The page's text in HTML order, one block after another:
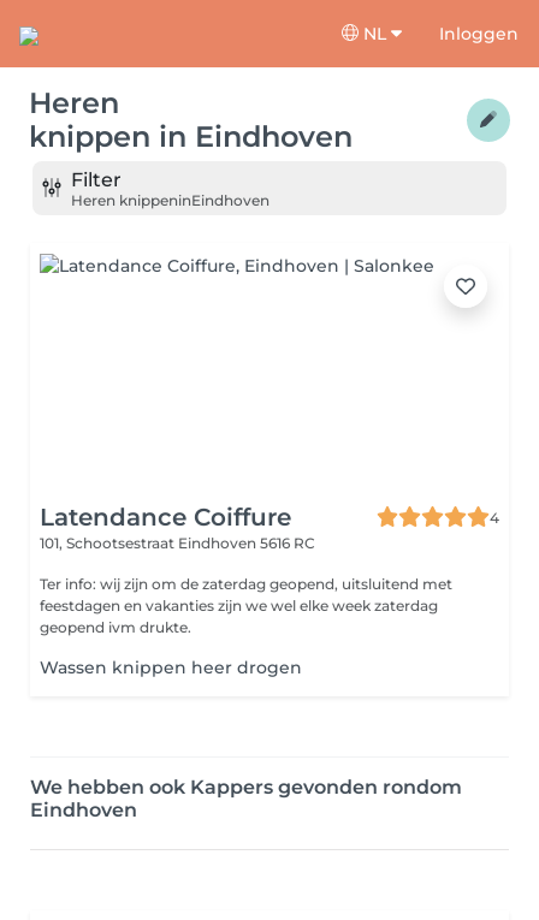
NL Inloggen
Heren
knippen in Eindhoven
Filter
Heren knippeninEindhoven
Latendance Coiffure
4
101, Schootsestraat Eindhoven 5616 RC
Ter info: wij zijn om de zaterdag geopend, uitsluitend met
feestdagen en vakanties zijn we wel elke week zaterdag
geopend ivm drukte.
Wassen knippen heer drogen
We hebben ook Kappers gevonden rondom
Eindhoven